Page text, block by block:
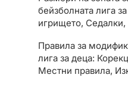
бейзболната лига
игрището, Седалки,
Правила за
лига за деца:
Местни правила,